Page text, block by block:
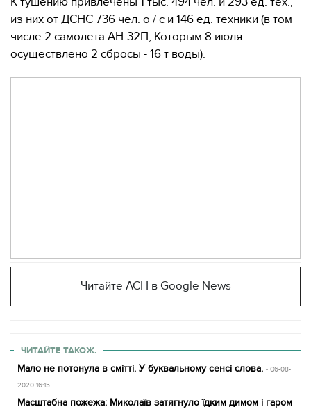
из них от ДСНС 736 чел. о / с и 146 ед. техники (в том
числе 2 самолета АН-32П, Которым 8 июля
осуществлено 2 сбросы - 16 т воды).
Читайте АСН в Google News
ЧИТАЙТЕ ТАКОЖ.
Мало не потонула в смітті. У буквальному сенсі слова. - 06-08-
2020 16:15
Масштабна пожежа: Миколаїв затягнуло їдким димом і гаром